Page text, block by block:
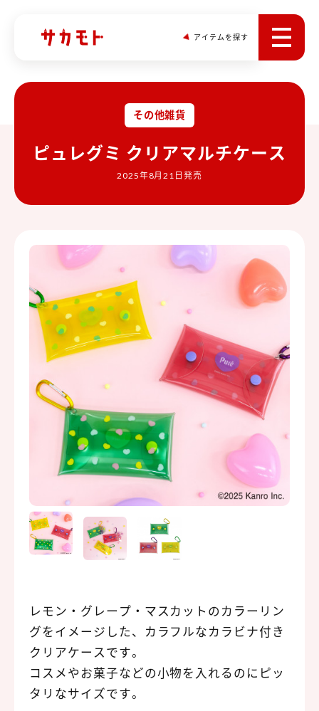
アイテムを探す
その他雑貨
ピュレグミ クリアマルチケース
2025年8月21日発売
レモン・グレープ・マスカットのカラーリン
グをイメージした、カラフルなカラビナ付き
クリアケースです。
コスメやお菓子などの小物を入れるのにピッ
タリなサイズです。